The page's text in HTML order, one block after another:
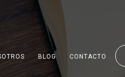
BLOG CONTACTO